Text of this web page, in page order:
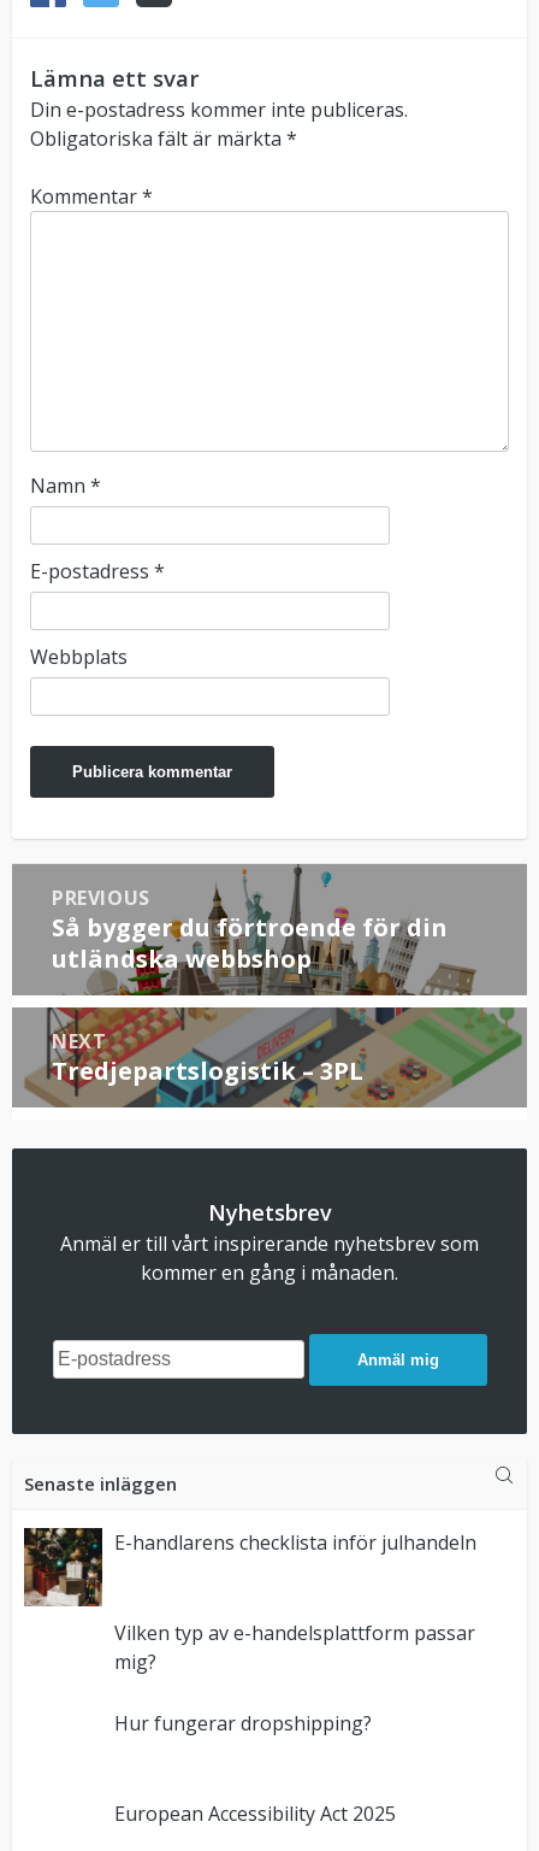
Lämna ett svar
Din e-postadress kommer inte publiceras.
Obligatoriska fält är märkta *
Kommentar*
Namn *
E-postadress *
Webbplats
Inläggsnavigering
PREVIOUS
Previous
post:
Så bygger du förtroende för din
utländska webbshop
NEXT
Next
post:
Tredjepartslogistik – 3PL
Nyhetsbrev
Anmäl er till vårt inspirerande nyhetsbrev som
kommer en gång i månaden.
Anmäl mig
Senaste inläggen
E-handlarens checklista inför julhandeln
Vilken typ av e-handelsplattform passar
mig?
Hur fungerar dropshipping?
European Accessibility Act 2025